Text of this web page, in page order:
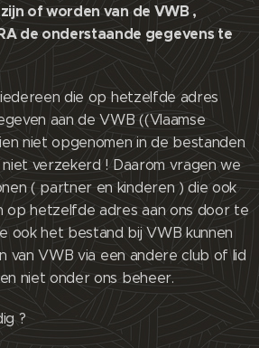
of worden van de VWB ,
de onderstaande gegevens te
die op hetzelfde adres
aan de VWB ((Vlaamse
niet opgenomen in de bestanden
niet verzekerd ! Daarom vragen we
( partner en kinderen ) die ook
op hetzelfde adres aan ons door te
ook het bestand bij VWB kunnen
van VWB via een andere club of lid
niet onder ons beheer.
?